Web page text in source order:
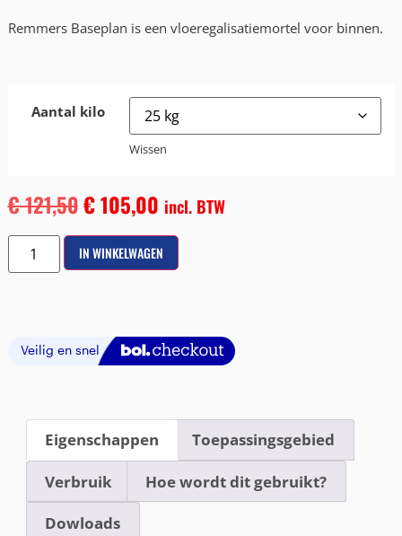
Remmers Baseplan is een vloeregalisatiemortel voor binnen.
Aantal kilo
Wissen
€121,50€105,00 incl. BTW
IN WINKELWAGEN
Eigenschappen Toepassingsgebied
Verbruik Hoe wordt dit gebruikt?
Dowloads